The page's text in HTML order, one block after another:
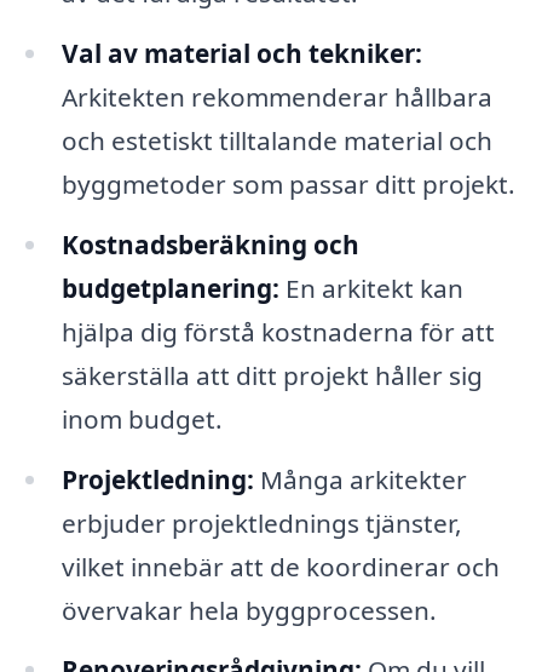
Val av material och tekniker:
Arkitekten rekommenderar hållbara
och estetiskt tilltalande material och
byggmetoder som passar ditt projekt.
Kostnadsberäkning och
budgetplanering: En arkitekt kan
hjälpa dig förstå kostnaderna för att
säkerställa att ditt projekt håller sig
inom budget.
Projektledning: Många arkitekter
erbjuder projektlednings tjänster,
vilket innebär att de koordinerar och
övervakar hela byggprocessen.